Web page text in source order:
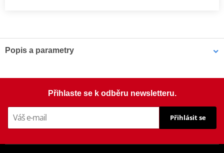
Popis a parametry
PDF Mounting tips
Aerodynamic test
Přihlaste se k odběru newsletteru.
Přihlásit se